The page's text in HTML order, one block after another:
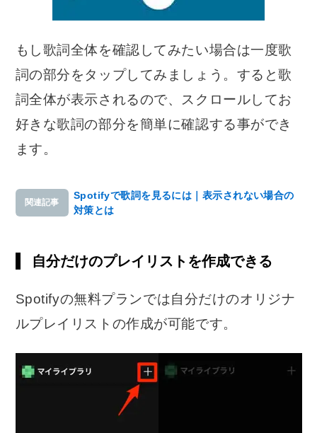
もし歌詞全体を確認してみたい場合は一度歌
詞の部分をタップしてみましょう。すると歌
詞全体が表示されるので、スクロールしてお
好きな歌詞の部分を簡単に確認する事ができ
ます。
関連記事
Spotifyで歌詞を見るには｜表示されない場合の
対策とは
自分だけのプレイリストを作成できる
Spotifyの無料プランでは自分だけのオリジナ
ルプレイリストの作成が可能です。